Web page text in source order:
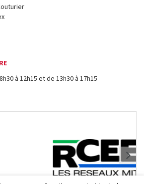
à 12h15 et de 13h30 à 17h15